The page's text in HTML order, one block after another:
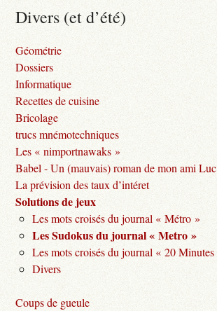
Divers (et d’été)
Géométrie
Dossiers
Informatique
Recettes de cuisine
Bricolage
trucs mnémotechniques
Les « nimportnawaks »
Babel - Un (mauvais) roman de mon ami Luc
La prévision des taux d’intéret
Solutions de jeux
Les mots croisés du journal « Métro »
Les Sudokus du journal « Metro »
Les mots croisés du journal « 20 Minutes
Divers
Coups de gueule